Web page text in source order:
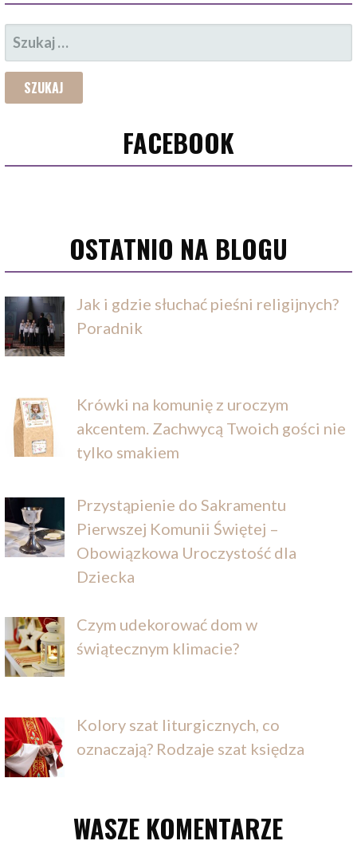
SZUKAJ:
FACEBOOK
OSTATNIO NA BLOGU
Jak i gdzie słuchać pieśni religijnych?
Poradnik
Krówki na komunię z uroczym
akcentem. Zachwycą Twoich gości nie
tylko smakiem
Przystąpienie do Sakramentu
Pierwszej Komunii Świętej –
Obowiązkowa Uroczystość dla
Dziecka
Czym udekorować dom w
świątecznym klimacie?
Kolory szat liturgicznych, co
oznaczają? Rodzaje szat księdza
WASZE KOMENTARZE